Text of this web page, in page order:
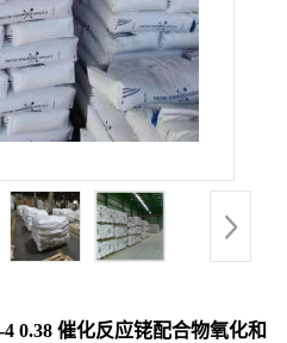
0.38 催化反应铑配合物氧化和